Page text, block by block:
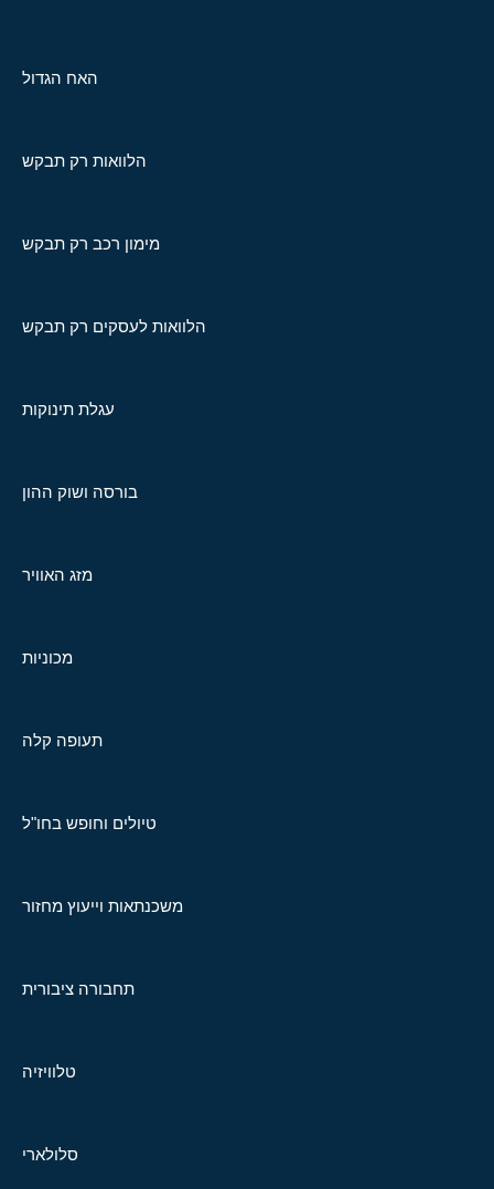
האח הגדול
הלוואות רק תבקש
מימון רכב רק תבקש
הלוואות לעסקים רק תבקש
עגלת תינוקות
בורסה ושוק ההון
מזג האוויר
מכוניות
תעופה קלה
טיולים וחופש בחו"ל
משכנתאות וייעוץ מחזור
תחבורה ציבורית
טלוויזיה
סלולארי